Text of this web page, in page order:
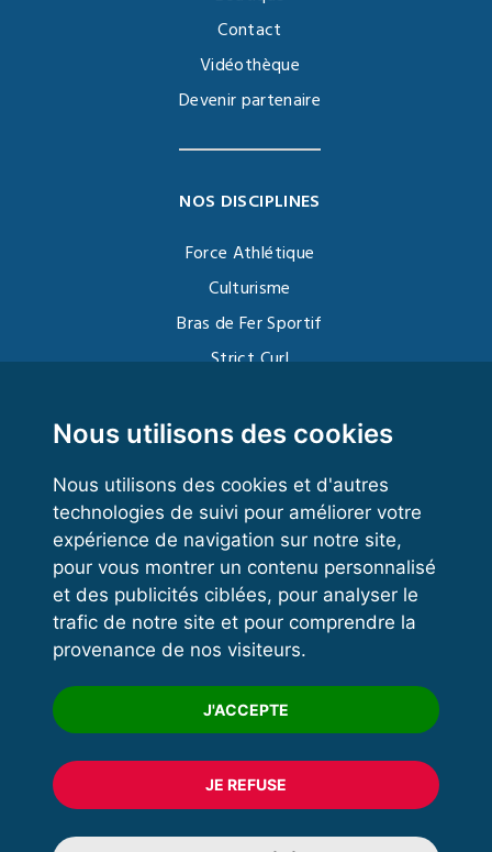
Nous utilisons des cookies
Nous utilisons des cookies et d'autres
technologies de suivi pour améliorer votre
expérience de navigation sur notre site,
pour vous montrer un contenu personnalisé
et des publicités ciblées, pour analyser le
trafic de notre site et pour comprendre la
provenance de nos visiteurs.
J'ACCEPTE
JE REFUSE
Contact
Vidéothèque
Devenir partenaire
NOS DISCIPLINES
Force Athlétique
Culturisme
Bras de Fer Sportif
Strict Curl
Kettlebell
VOS ESPACES
Espace dirigeant
Espace licencié
Trouver un club
Formation
© 2020 FFFORCE Tous droits réservés
Mentions légales